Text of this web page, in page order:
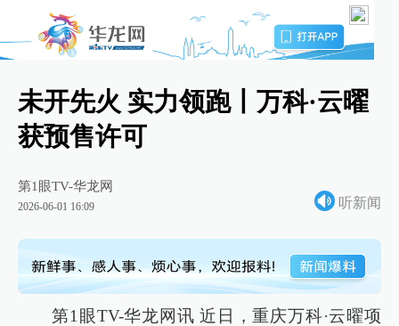
未开先火 实力领跑丨万科·云曜
获预售许可
第1眼TV-华龙网
2026-06-01 16:09 听新闻
第1眼TV-华龙网讯 近日，重庆万科·云曜项